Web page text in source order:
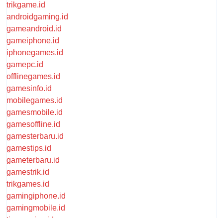
trikgame.id
androidgaming.id
gameandroid.id
gameiphone.id
iphonegames.id
gamepc.id
offlinegames.id
gamesinfo.id
mobilegames.id
gamesmobile.id
gamesoffline.id
gamesterbaru.id
gamestips.id
gameterbaru.id
gamestrik.id
trikgames.id
gamingiphone.id
gamingmobile.id